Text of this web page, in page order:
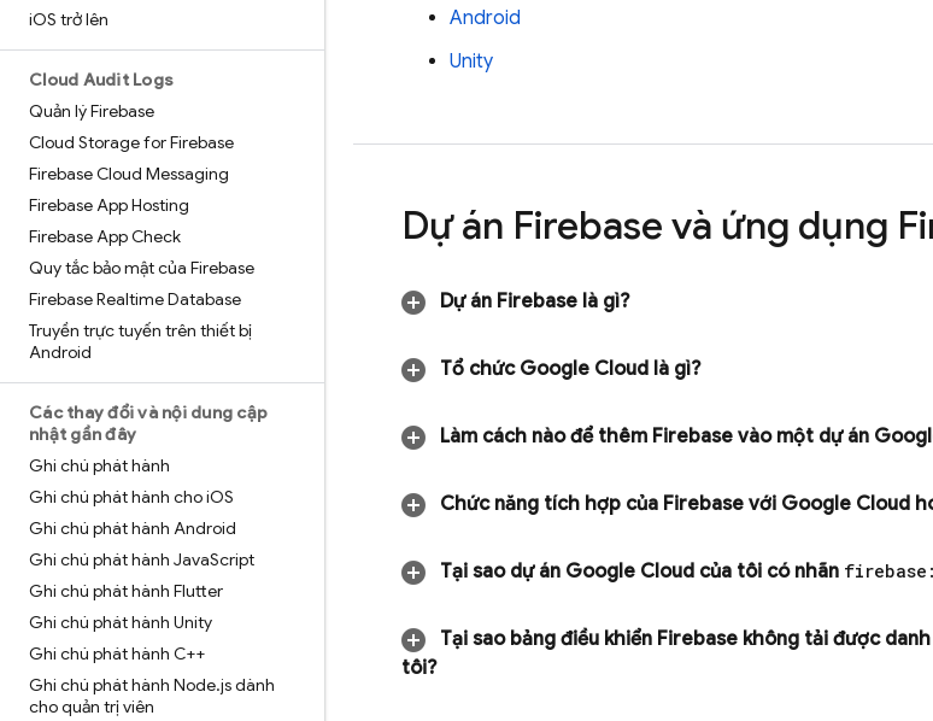
iOS trở lên
Cloud Audit Logs
Quản lý Firebase
Cloud Storage for Firebase
Firebase Cloud Messaging
Firebase App Hosting
Firebase App Check
Quy tắc bảo mật của Firebase
Firebase Realtime Database
Truyền trực tuyến trên thiết bị
Android
Các thay đổi và nội dung cập
nhật gần đây
Ghi chú phát hành
Ghi chú phát hành cho iOS
Ghi chú phát hành Android
Ghi chú phát hành JavaScript
Ghi chú phát hành Flutter
Ghi chú phát hành Unity
Ghi chú phát hành C++
Ghi chú phát hành Node.js dành
cho quản trị viên
Android
Unity
Dự án Firebase và ứng dụng
Dự án Firebase là gì?
Tổ chức Google Cloud là gì?
Làm cách nào để thêm Firebase vào một dự án
Chức năng tích hợp của Firebase với Google Cloud
Tại sao dự án Google Cloud của tôi có nhãn
Tại sao bảng điều khiển Firebase không tải được
tôi?